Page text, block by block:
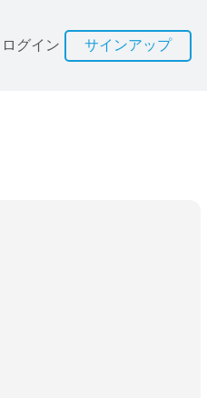
ログイン サインアップ